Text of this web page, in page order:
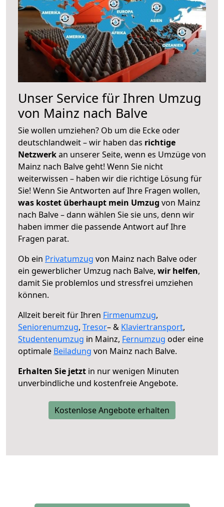
Unser Service für Ihren Umzug
von Mainz nach Balve
Sie wollen umziehen? Ob um die Ecke oder
deutschlandweit – wir haben das richtige
Netzwerkan unserer Seite, wenn es Umzüge von
Mainz nach Balve geht! Wenn Sie nicht
weiterwissen – haben wir die richtige Lösung für
Sie! Wenn Sie Antworten auf Ihre Fragen wollen,
was kostet überhaupt mein Umzug von Mainz
nach Balve – dann wählen Sie sie uns, denn wir
haben immer die passende Antwort auf Ihre
Fragen parat.
Ob ein Privatumzug von Mainz nach Balve oder
ein gewerblicher Umzug nach Balve, wir helfen,
damit Sie problemlos und stressfrei umziehen
können.
Allzeit bereit für Ihren Firmenumzug,
Seniorenumzug, Tresor– & Klaviertransport,
Studentenumzug in Mainz, Fernumzug oder eine
optimale Beiladung von Mainz nach Balve.
Erhalten Sie jetzt in nur wenigen Minuten
unverbindliche und kostenfreie Angebote.
Kostenlose Angebote erhalten